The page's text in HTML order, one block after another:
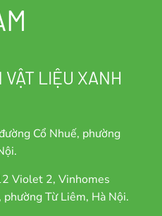
VẬT LIỆU XANH
Cổ Nhuế, phường
Violet 2, Vinhomes
Từ Liêm, Hà Nội.